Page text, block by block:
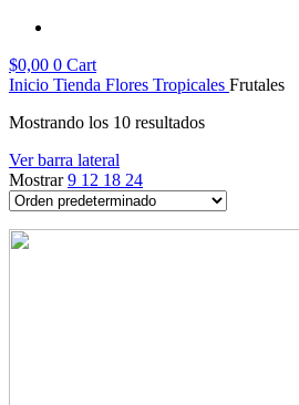
$0,00 0 Cart
Inicio Tienda Flores Tropicales Frutales
Mostrando los 10 resultados
Ver barra lateral
Mostrar9 12 18 24